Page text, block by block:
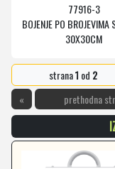
77916-3
BOJENJE PO BROJEVIMA
30X30CM
strana1 od 2
«
prethodna